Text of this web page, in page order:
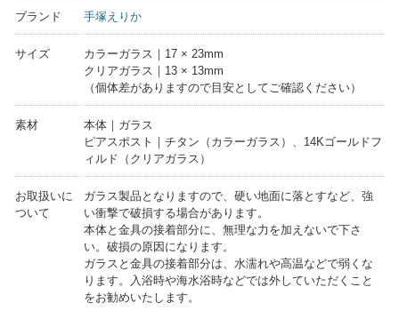
ブランド 手塚えりか
サイズ
カラーガラス｜17 × 23mm
クリアガラス｜13 × 13mm
（個体差がありますので目安としてご確認ください）
素材
本体｜ガラス
ピアスポスト｜チタン（カラーガラス）、14Kゴールドフ
ィルド（クリアガラス）
お取扱いに
ついて
ガラス製品となりますので、硬い地面に落とすなど、強
い衝撃で破損する場合があります。
本体と金具の接着部分に、無理な力を加えないで下さ
い。破損の原因になります。
ガラスと金具の接着部分は、水濡れや高温などで弱くな
ります。入浴時や海水浴時などでは外していただくこと
をお勧めいたします。